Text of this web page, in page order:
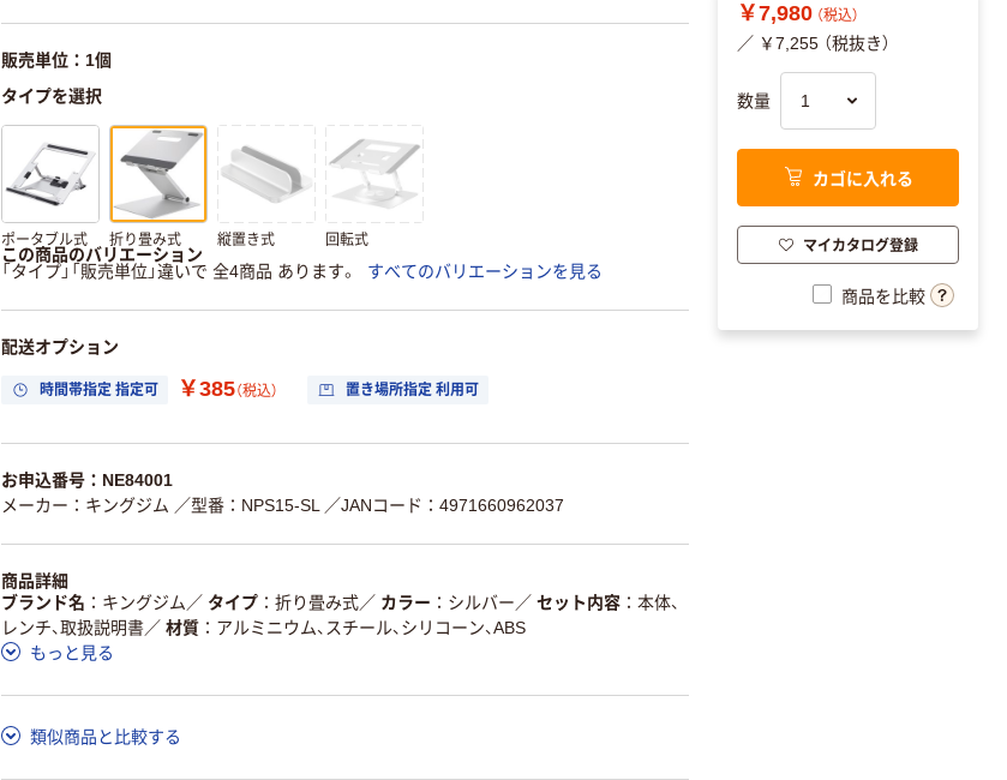
販売単位：1個
タイプを選択
ポータブル式 折り畳み式 縦置き式 回転式
この商品のバリエーション
「タイプ」「販売単位」違いで 全4商品 あります。
すべてのバリエーションを見る
配送オプション
時間帯指定 指定可 ￥385（税込） 置き場所指定 利用可
お申込番号：NE84001
メーカー：キングジム ／型番：NPS15-SL ／JANコード：4971660962037
商品詳細
ブランド名
キングジム ／ タイプ 折り畳み式／ カラー シルバー ／ セット内容
本体、
レンチ、取扱説明書／ 材質
アルミニウム、スチール、シリコーン、ABS
もっと見る
類似商品と比較する
￥7,980 （税込）
／ ￥7,255 （税抜き）
数量
カゴに入れる
マイカタログ登録
商品を比較